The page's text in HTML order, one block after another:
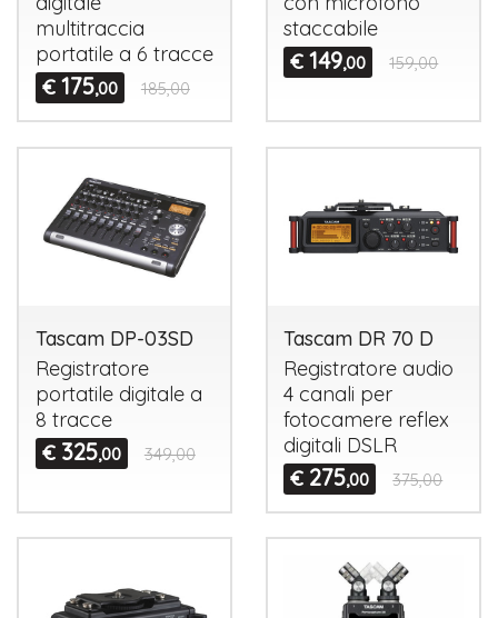
multitraccia
portatile a 6 tracce
€ 175,00 185,00
staccabile
€ 149,00 159,00
Tascam DP-03SD
Registratore
portatile digitale a
8 tracce
€ 325,00 349,00
Tascam DR 70 D
Registratore audio
4 canali per
fotocamere reflex
digitali DSLR
€ 275,00 375,00